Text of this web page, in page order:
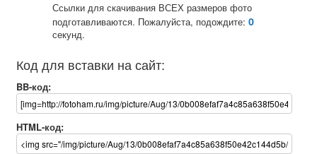
Ссылки для скачивания ВСЕХ размеров фото
подготавливаются. Пожалуйста, подождите: 0
секунд.
Код для вставки на сайт:
BB-код:
HTML-код: